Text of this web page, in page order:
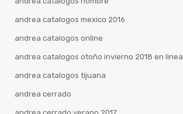
andrea catalogos mexico 2016
andrea catalogos online
andrea catalogos otoño invierno 2018 en linea
andrea catalogos tijuana
andrea cerrado